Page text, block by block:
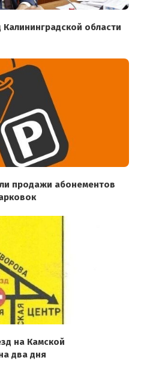
области
продажи абонементов
на Камской
два дня